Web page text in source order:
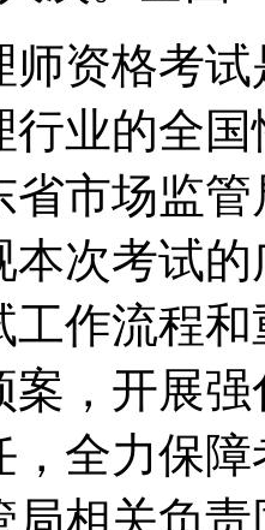
师资格考试
行业的全
省市场监
本次考试
工作流程
案，开展
，全力保